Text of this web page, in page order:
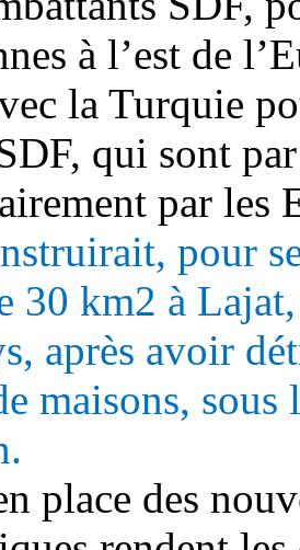
à l’est de
la Turquie
qui sont
par les
pour
30 km2 à
après avoir
maisons,
place des